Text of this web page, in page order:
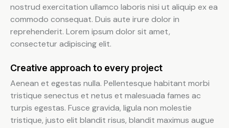
nostrud exercitation ullamco laboris nisi ut aliquip ex ea
commodo consequat. Duis aute irure dolor in
reprehenderit. Lorem ipsum dolor sit amet,
consectetur adipiscing elit.
Creative approach to every project
Aenean et egestas nulla. Pellentesque habitant morbi
tristique senectus et netus et malesuada fames ac
turpis egestas. Fusce gravida, ligula non molestie
tristique, justo elit blandit risus, blandit maximus augue